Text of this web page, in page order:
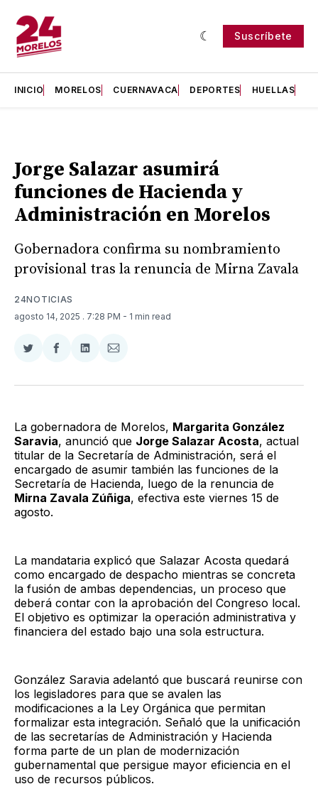
Suscríbete
INICIO MORELOS CUERNAVACA DEPORTES HUELLAS
Jorge Salazar asumirá
funciones de Hacienda y
Administración en Morelos
Gobernadora confirma su nombramiento
provisional tras la renuncia de Mirna Zavala
24NOTICIAS
agosto 14, 2025 . 7:28 PM - 1 min read
Compartir
Twitter
Compartir
Facebook
Compartir
LinkedIn
Compartir
Email
La gobernadora de Morelos, Margarita González
Saravia, anunció que Jorge Salazar Acosta, actual
titular de la Secretaría de Administración, será el
encargado de asumir también las funciones de la
Secretaría de Hacienda, luego de la renuncia de
Mirna Zavala Zúñiga, efectiva este viernes 15 de
agosto.
La mandataria explicó que Salazar Acosta quedará
como encargado de despacho mientras se concreta
la fusión de ambas dependencias, un proceso que
deberá contar con la aprobación del Congreso local.
El objetivo es optimizar la operación administrativa y
financiera del estado bajo una sola estructura.
González Saravia adelantó que buscará reunirse con
los legisladores para que se avalen las
modificaciones a la Ley Orgánica que permitan
formalizar esta integración. Señaló que la unificación
de las secretarías de Administración y Hacienda
forma parte de un plan de modernización
gubernamental que persigue mayor eficiencia en el
uso de recursos públicos.